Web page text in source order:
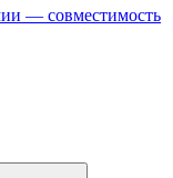
— совместимость